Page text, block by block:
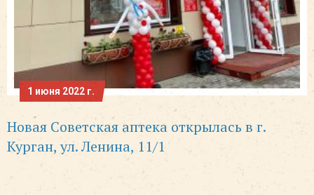
1 июня 2022 г.
Новая Советская аптека открылась в г.
Курган, ул. Ленина, 11/1